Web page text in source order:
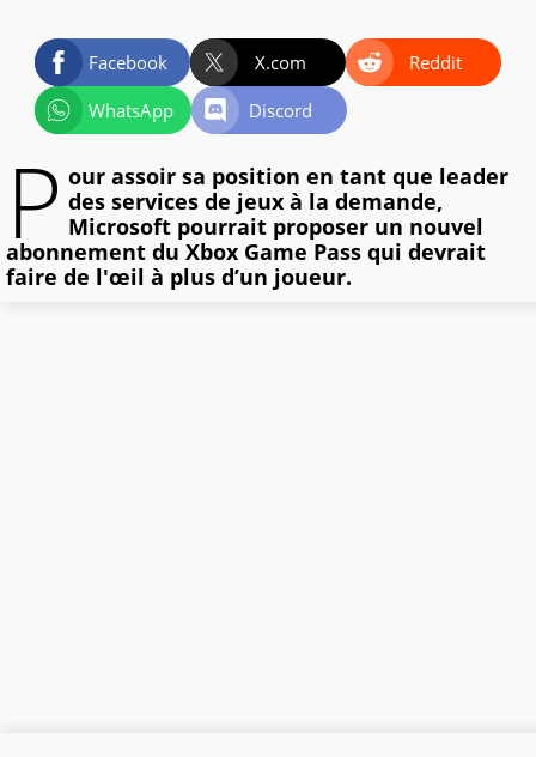
Facebook X.com
Reddit
WhatsApp
Discord
P our assoir sa position en tant que leader
des services de jeux à la demande,
Microsoft pourrait proposer un nouvel
abonnement du Xbox Game Pass qui devrait
faire de l'œil à plus d’un joueur.